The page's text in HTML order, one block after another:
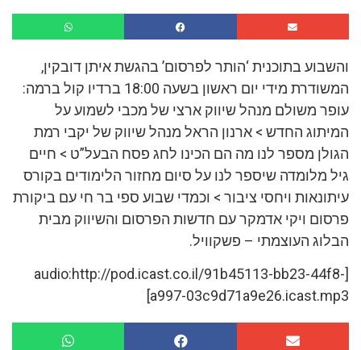
והשבוע בתוכנית ‘הותר לפרסום’ בהגשת איתן דובקין,
המשודרת מידי יום ראשון בשעה 18:00 ברדיו קול ברמה:
עופר משולם מנהל שיווק ארצי של מכבי לשמוע על
המיתוג החדש > ארנון הראל מנהל שיווק של יקבי רמת
הגולן מספר לנו מה הם הכינו לחג פסח הבעל”ט > חיים
גיל מלומדה שיספר לנו על סיום מחזור הלימודים בקורס
עיתונאות ויחסי ציבור > וכמדי שבוע ספי בר חי עם ביקורת
פרסום ויקי אדמקר עם חדשות הפרסום והשיווק מבית
הבלוג העוצמתי – פשקוויל.
[audio:http://pod.icast.co.il/91b45113-bb23-44f8-
a997-03c9d71a9e26.icast.mp3]